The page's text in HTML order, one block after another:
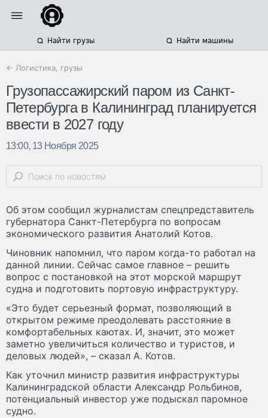
Найти грузы Найти машины
← Логистика, грузы
Грузопассажирский паром из Санкт-
Петербурга в Калининград планируется
ввести в 2027 году
13:00, 13 Ноября 2025
Об этом сообщил журналистам спецпредставитель
губернатора Санкт-Петербурга по вопросам
экономического развития Анатолий Котов.
Чиновник напомнил, что паром когда-то работал на
данной линии. Сейчас самое главное – решить
вопрос с постановкой на этот морской маршрут
судна и подготовить портовую инфраструктуру.
«Это будет серьезный формат, позволяющий в
открытом режиме преодолевать расстояние в
комфортабельных каютах. И, значит, это может
заметно увеличиться количество и туристов, и
деловых людей», – сказал А. Котов.
Как уточнил министр развития инфраструктуры
Калининградской области Александр Рольбинов,
потенциальный инвестор уже подыскал паромное
судно.